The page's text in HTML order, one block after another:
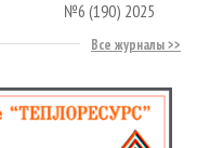
№6 (190) 2025
Все журналы